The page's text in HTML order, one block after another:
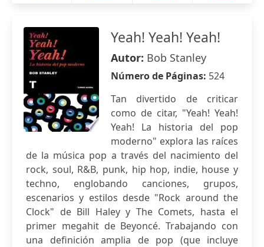
Yeah! Yeah! Yeah!
Autor: Bob Stanley
Número de Páginas: 524
Tan divertido de criticar
como de citar, "Yeah! Yeah!
Yeah! La historia del pop
moderno" explora las raíces
de la música pop a través del nacimiento del
rock, soul, R&B, punk, hip hop, indie, house y
techno, englobando canciones, grupos,
escenarios y estilos desde "Rock around the
Clock" de Bill Haley y The Comets, hasta el
primer megahit de Beyoncé. Trabajando con
una definición amplia de pop (que incluye